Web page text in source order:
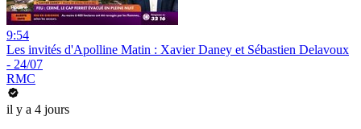
9:54
Les invités d'Apolline Matin : Xavier Daney et Sébastien Delavoux
- 24/07
RMC
il y a 4 jours